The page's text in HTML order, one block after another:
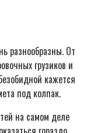
разнообразны. От
грузиков и
кажется
под колпак.
на самом деле